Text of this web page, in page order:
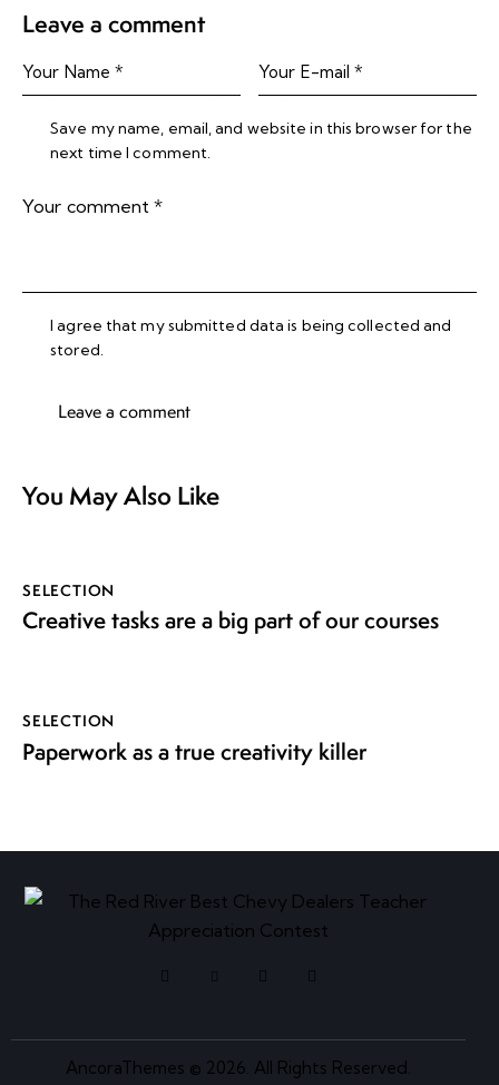
Leave a comment
Save my name, email, and website in this browser for the
next time I comment.
I agree that my submitted data is being collected and
stored.
You May Also Like
SELECTION
Creative tasks are a big part of our courses
SELECTION
Paperwork as a true creativity killer
AncoraThemes © 2026. All Rights Reserved.